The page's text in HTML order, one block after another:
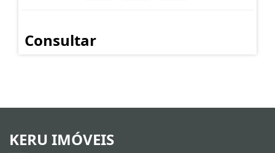
Consultar
KERU IMÓVEIS